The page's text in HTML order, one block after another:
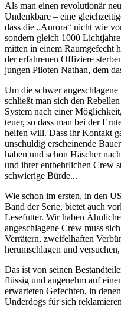
Als man einen revolutionär
Undenkbare – eine
dass die „Aurora“ nicht wie
sondern gleich 1000
mitten in einem Raumgefecht
der erfahrenen Offiziere
jungen Piloten Nathan, dem
Um die schwer
schließt man sich den
System nach einer
teuer, so dass man bei der
helfen will. Dass ihr Kontakt
unschuldig erscheinende
haben und schon Häscher
und ihrer entbehrlichen Crew
schwierige Bürde...
Wie schon im ersten, in den
Band der Serie, bietet auch
Lesefutter. Wir haben
angeschlagene Crew muss
Verrätern, zweifelhaften
herumschlagen und
Das ist von seinen
flüssig und angenehm auf
erwarteten Gefechten, in
Underdogs für sich